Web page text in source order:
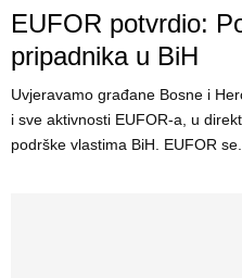
EUFOR potvrdio:
pripadnika u BiH
Uvjeravamo građane Bosne i
i sve aktivnosti EUFOR-a, u
podrške vlastima BiH. EUFOR se...